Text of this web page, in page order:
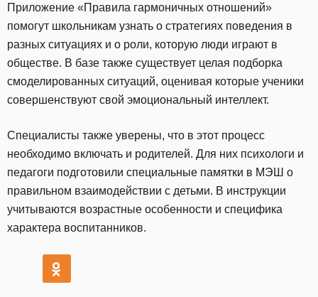
Приложение «Правила гармоничных отношений»
помогут школьникам узнать о стратегиях поведения в
разных ситуациях и о роли, которую люди играют в
обществе. В базе также существует целая подборка
смоделированных ситуаций, оценивая которые ученики
совершенствуют свой эмоциональный интеллект.
Специалисты также уверены, что в этот процесс
необходимо включать и родителей. Для них психологи и
педагоги подготовили специальные памятки в МЭШ о
правильном взаимодействии с детьми. В инструкции
учитываются возрастные особенности и специфика
характера воспитанников.